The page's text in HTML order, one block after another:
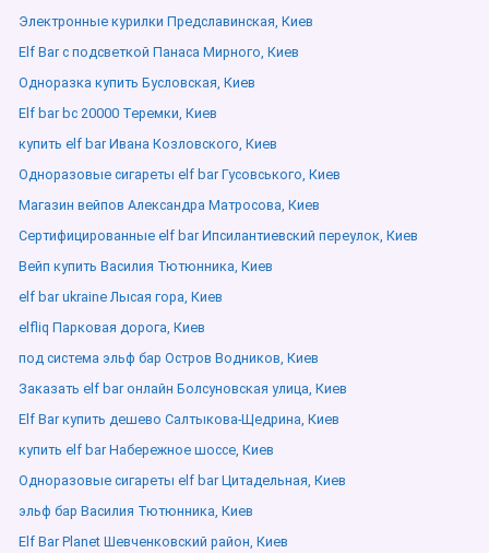
Электронные курилки Предславинская, Киев
Elf Bar с подсветкой Панаса Мирного, Киев
Одноразка купить Бусловская, Киев
Elf bar bc 20000 Теремки, Киев
купить elf bar Ивана Козловского, Киев
Одноразовые сигареты elf bar Гусовського, Киев
Магазин вейпов Александра Матросова, Киев
Сертифицированные elf bar Ипсилантиевский переулок, Киев
Вейп купить Василия Тютюнника, Киев
elf bar ukraine Лысая гора, Киев
elfliq Парковая дорога, Киев
под система эльф бар Остров Водников, Киев
Заказать elf bar онлайн Болсуновская улица, Киев
Elf Bar купить дешево Салтыкова-Щедрина, Киев
купить elf bar Набережное шоссе, Киев
Одноразовые сигареты elf bar Цитадельная, Киев
эльф бар Василия Тютюнника, Киев
Elf Bar Planet Шевченковский район, Киев